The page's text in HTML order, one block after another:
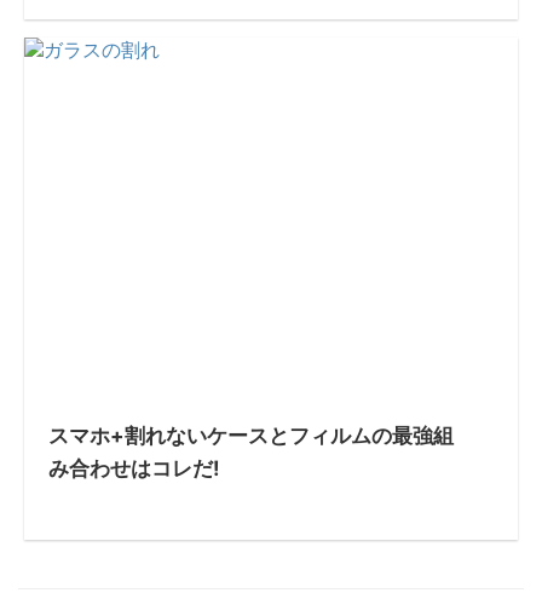
スマホ+割れないケースとフィルムの最強組
み合わせはコレだ!